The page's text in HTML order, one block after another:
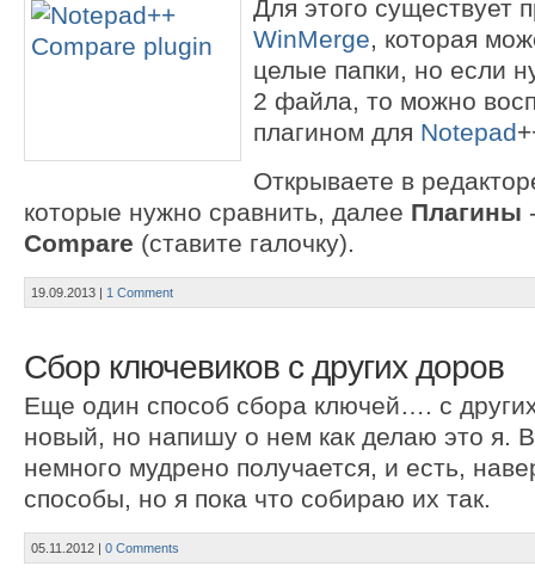
Для этого существует
WinMerge, которая
целые папки, но если
2 файла, то можно
плагином для Notepad
Открываете в
которые нужно сравнить, далее Плагины
Compare (ставите галочку).
19.09.2013 | 1 Comment
Сбор ключевиков с других доров
Еще один способ сбора ключей…. с
новый, но напишу о нем как делаю это я.
немного мудрено получается, и есть,
способы, но я пока что собираю их так.
05.11.2012 | 0 Comments